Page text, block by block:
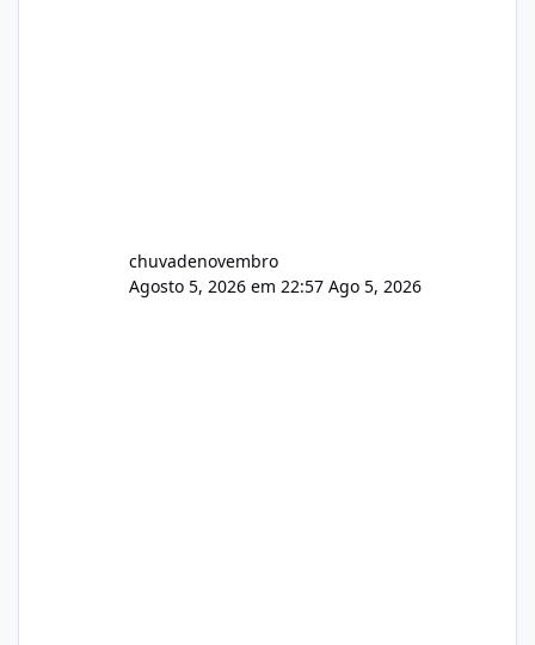
chuvadenovembro
Agosto 5, 2026 em 22:57 Ago 5, 2026